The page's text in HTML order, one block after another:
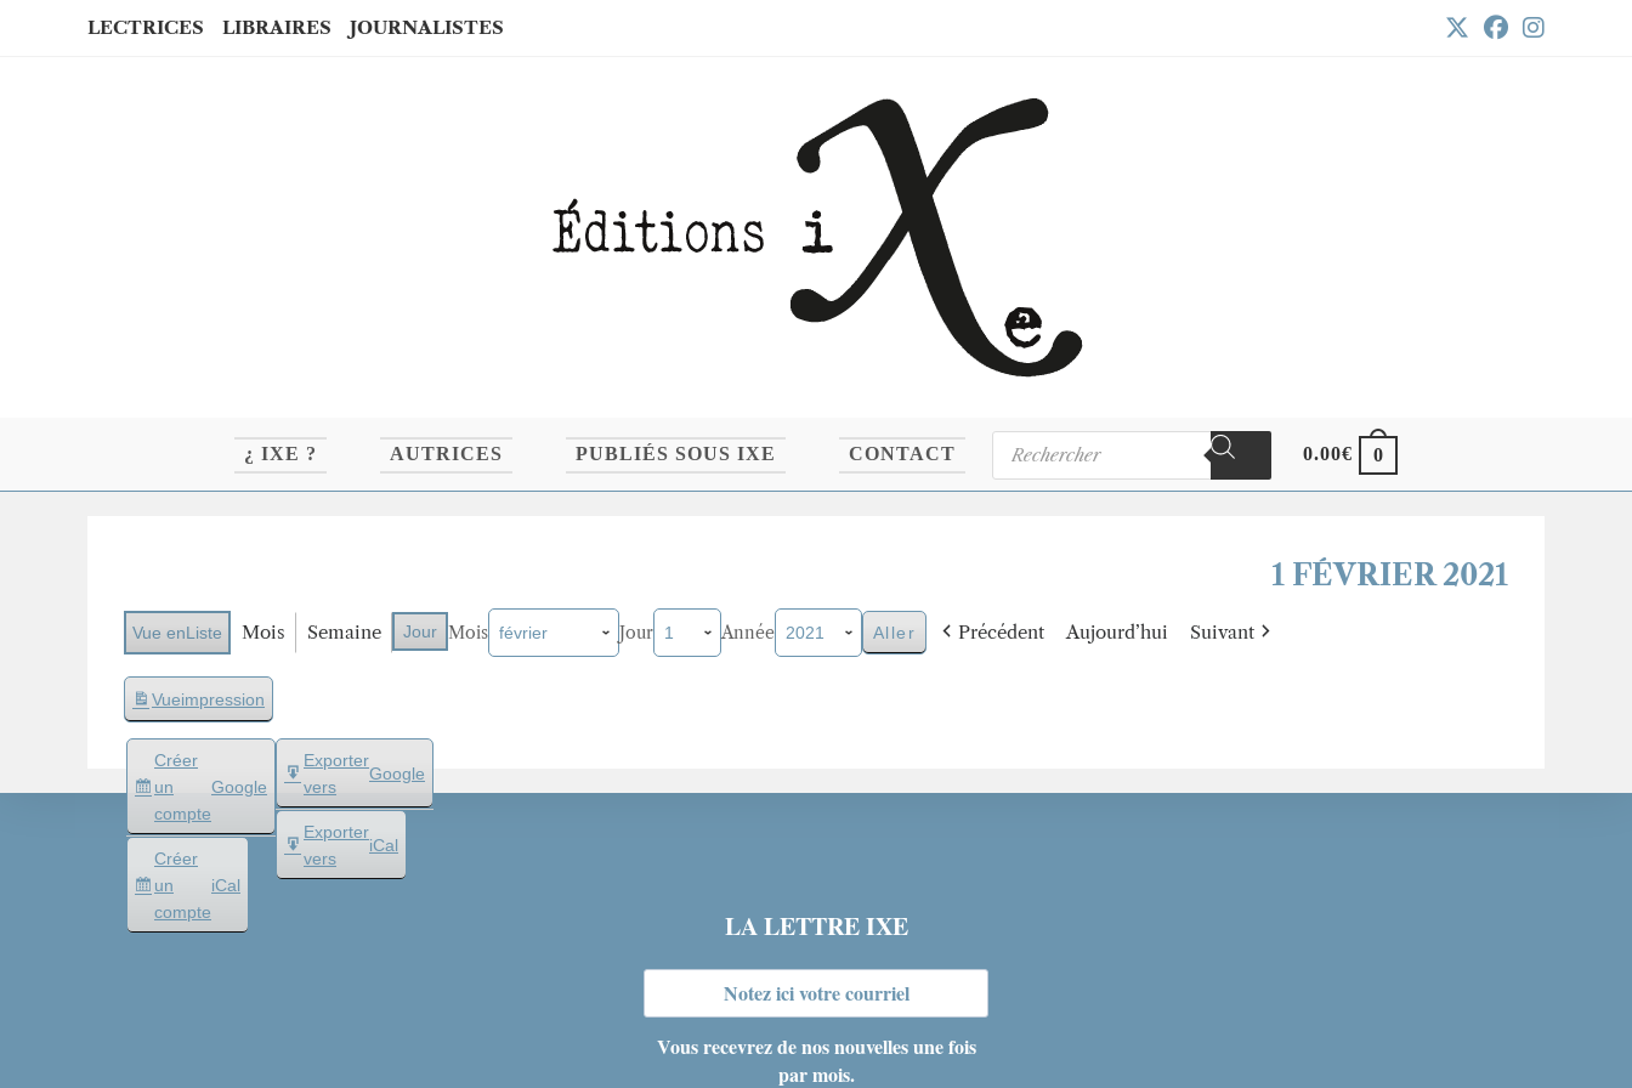
LECTRICES LIBRAIRES JOURNALISTES
¿ IXE ? AUTRICES PUBLIÉS SOUS IXE CONTACT
Recherche
de
produits
0.00€ 0
1 FÉVRIER 2021
Vue enListe Mois Semaine Jour Mois Jour Année Précédent Aujourd’hui Suivant
Créer
un
compte
Google
Créer
un
compte
iCal
Vueimpression
Exporter
vers
Google
Exporter
vers
iCal